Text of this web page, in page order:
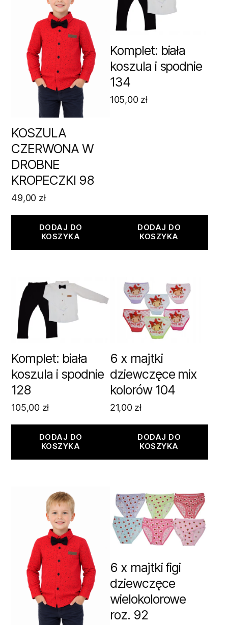
KOSZULA
CZERWONA W
DROBNE
KROPECZKI 98
49,00 zł
DODAJ DO
KOSZYKA
Komplet: biała
koszula i spodnie
134
105,00 zł
DODAJ DO
KOSZYKA
Komplet: biała
koszula i spodnie
128
105,00 zł
DODAJ DO
KOSZYKA
6 x majtki
dziewczęce mix
kolorów 104
21,00 zł
DODAJ DO
KOSZYKA
6 x majtki figi
dziewczęce
wielokolorowe
roz. 92